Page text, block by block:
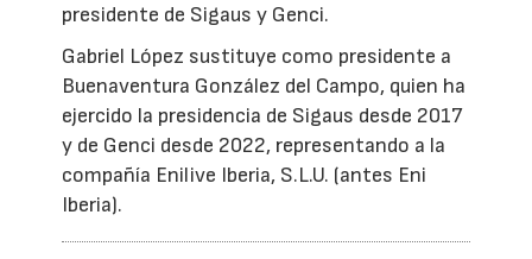
presidente de Sigaus y Genci.
Gabriel López sustituye como presidente a
Buenaventura González del Campo, quien ha
ejercido la presidencia de Sigaus desde 2017
y de Genci desde 2022, representando a la
compañía Enilive Iberia, S.L.U. (antes Eni
Iberia).